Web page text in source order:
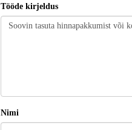
Tööde kirjeldus
Nimi